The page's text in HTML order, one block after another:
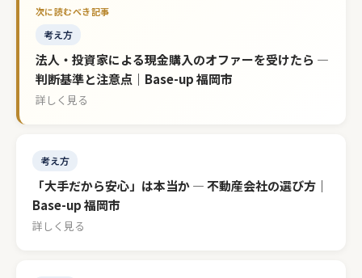
考え方
法人・投資家による現金購入のオファーを受けたら —
判断基準と注意点｜Base-up 福岡市
詳しく見る
考え方
「大手だから安心」は本当か — 不動産会社の選び方｜
Base-up 福岡市
詳しく見る